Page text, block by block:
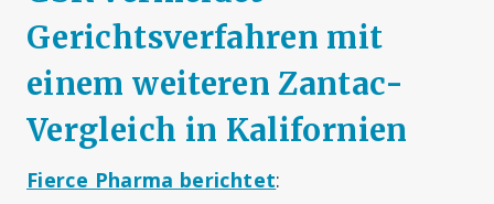
Gerichtsverfahren mit
einem weiteren Zantac-
Vergleich in Kalifornien
Fierce Pharma berichtet: